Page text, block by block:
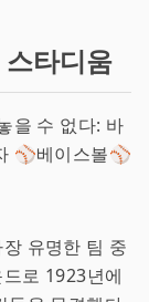
타디움
을 수 없다: 바
⚾베이스볼⚾
유명한 팀 중
로 1923년에